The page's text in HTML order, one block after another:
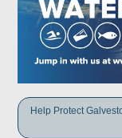
Help Protect